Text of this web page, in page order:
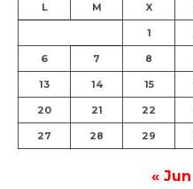
L M X
1
6 7 8
13 14 15
20 21 22
27 28 29
« Jun